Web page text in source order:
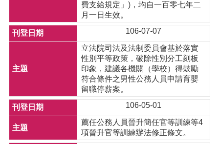
費支給規定」)，均自一百零七年二
月一日生效。
106-07-07
立法院司法及法制委員會基於落實
性別平等政策，破除性別分工刻板
印象，建議各機關（學校）得鼓勵
符合條件之男性公務人員申請育嬰
留職停薪案。
106-05-01
薦任公務人員晉升簡任官等訓練等4
項晉升官等訓練辦法修正條文。